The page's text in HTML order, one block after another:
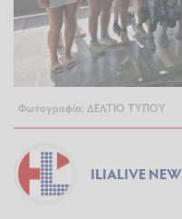
Φωτογραφία: ΔΕΛΤΙΟ ΤΥΠΟΥ
ILIALIVE